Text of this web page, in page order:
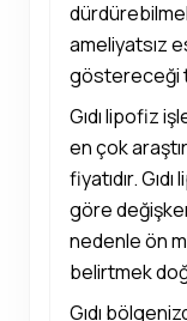
ameliyatsız
göstereceği
Gıdı lipofiz
en çok
fiyatıdır.
göre
nedenle ön
belirtmek
Gıdı